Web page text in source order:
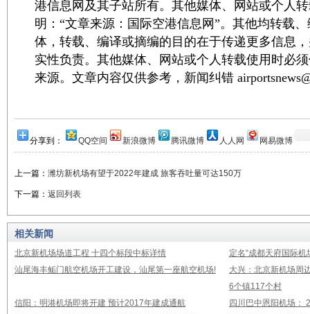
港信息网及其子站所有。其他媒体、网站或个人
明：“文章来源：国际空港信息网”。其他均转载
体，转载、编译或摘编的目的在于传递更多信息
实性负责。其他媒体、网站或个人转载使用时必
来源。文章内容仅供参考，新闻纠错
分享到： QQ空间 新浪微博 腾讯微博 人人网 网易微博
上一篇： 潍坊新机场有望于2022年建成 旅客吞吐量可达150万
下一篇： 返回列表
相关新闻
北京新机场场道工程 十四个标段中标详情
定名“成都天府国际
汕尾海丰鲘门航空机场开工建设，汕尾第一座航空机场!
大兴：北京新机场周
6个镇117个村
信阳：明港机场即将开建 预计2017年建成通航
四川巴中恩阳机场：